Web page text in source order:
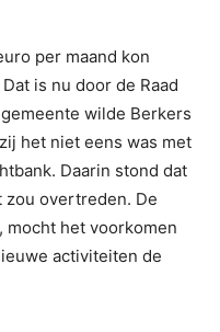
per maand kon
is nu door de Raad
wilde Berkers
het niet eens was met
Daarin stond dat
zou overtreden. De
mocht het voorkomen
activiteiten de